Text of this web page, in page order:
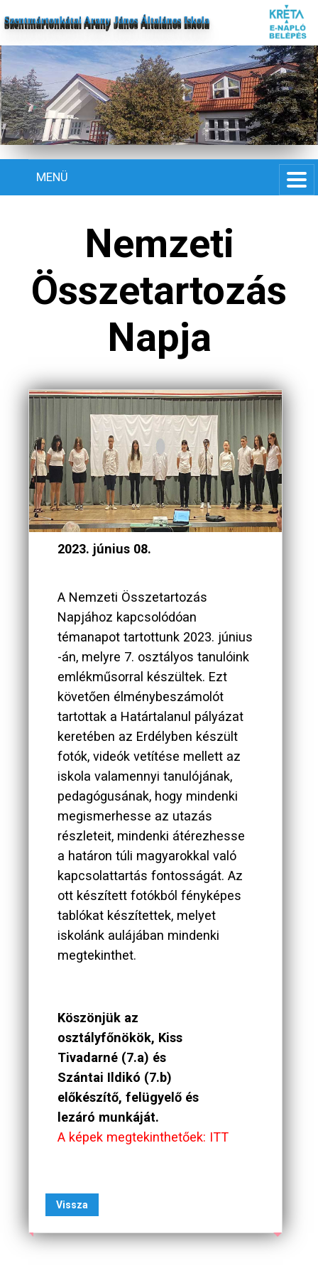
Szentmártonkátai Arany János Általános Iskola
MENÜ
Nemzeti
Összetartozás
Napja
2023. június 08.
A Nemzeti Összetartozás
Napjához kapcsolódóan
témanapot tartottunk 2023. június
-án, melyre 7. osztályos tanulóink
emlékműsorral készültek. Ezt
követően élménybeszámolót
tartottak a Határtalanul pályázat
keretében az Erdélyben készült
fotók, videók vetítése mellett az
iskola valamennyi tanulójának,
pedagógusának, hogy mindenki
megismerhesse az utazás
részleteit, mindenki átérezhesse
a határon túli magyarokkal való
kapcsolattartás fontosságát. Az
ott készített fotókból fényképes
tablókat készítettek, melyet
iskolánk aulájában mindenki
megtekinthet.
Köszönjük az
osztályfőnökök, Kiss
Tivadarné (7.a) és
Szántai Ildikó (7.b)
előkészítő, felügyelő és
lezáró munkáját.
A képek megtekinthetőek: ITT
Vissza